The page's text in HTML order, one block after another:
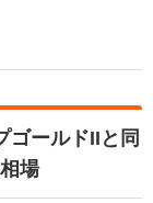
ゴールドIIと同
場